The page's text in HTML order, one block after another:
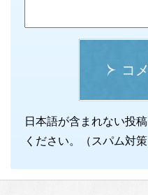
コ
日本語が含まれない投
ください。（スパム対策